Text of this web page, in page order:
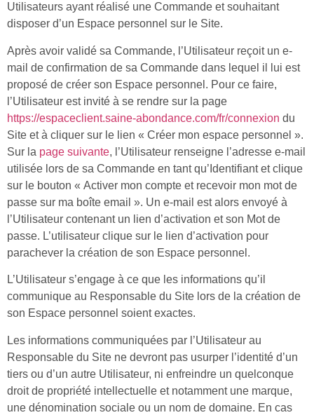
Utilisateurs ayant réalisé une Commande et souhaitant
disposer d’un Espace personnel sur le Site.
Après avoir validé sa Commande, l’Utilisateur reçoit un e-
mail de confirmation de sa Commande dans lequel il lui est
proposé de créer son Espace personnel. Pour ce faire,
l’Utilisateur est invité à se rendre sur la page
https://espaceclient.saine-abondance.com/fr/connexion du
Site et à cliquer sur le lien « Créer mon espace personnel ».
Sur la page suivante, l’Utilisateur renseigne l’adresse e-mail
utilisée lors de sa Commande en tant qu’Identifiant et clique
sur le bouton « Activer mon compte et recevoir mon mot de
passe sur ma boîte email ». Un e-mail est alors envoyé à
l’Utilisateur contenant un lien d’activation et son Mot de
passe. L’utilisateur clique sur le lien d’activation pour
parachever la création de son Espace personnel.
L’Utilisateur s’engage à ce que les informations qu’il
communique au Responsable du Site lors de la création de
son Espace personnel soient exactes.
Les informations communiquées par l’Utilisateur au
Responsable du Site ne devront pas usurper l’identité d’un
tiers ou d’un autre Utilisateur, ni enfreindre un quelconque
droit de propriété intellectuelle et notamment une marque,
une dénomination sociale ou un nom de domaine. En cas